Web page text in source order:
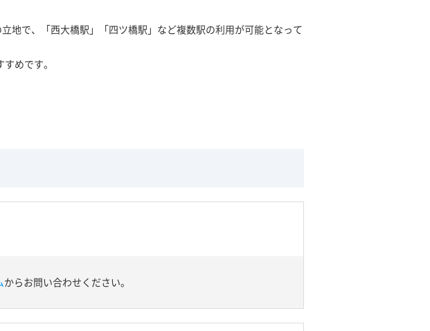
地で、「西大橋駅」「四ツ橋駅」など複数駅の利用が可能となって
めです。
からお問い合わせください。